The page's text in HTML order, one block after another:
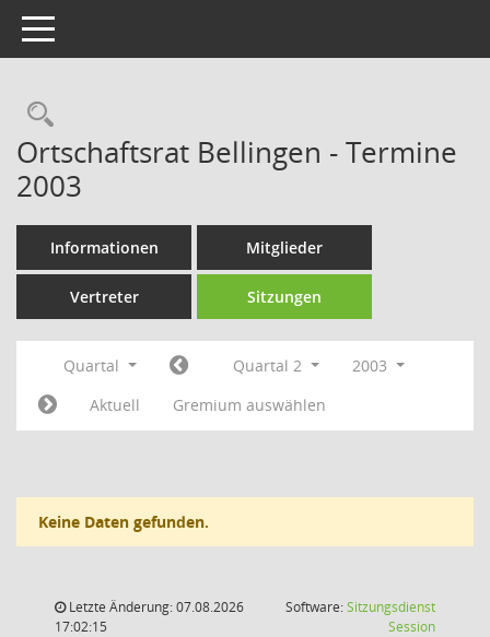
Toggle navigation
Rechercheauswahl
Ortschaftsrat Bellingen - Termine
2003
Informationen Mitglieder
Vertreter Sitzungen
Quartal Quartal 2
2003
Aktuell
Gremium auswählen
Keine Daten gefunden.
Letzte Änderung: 07.08.2026
17:02:15
Software:Sitzungsdienst
Session(Wird in